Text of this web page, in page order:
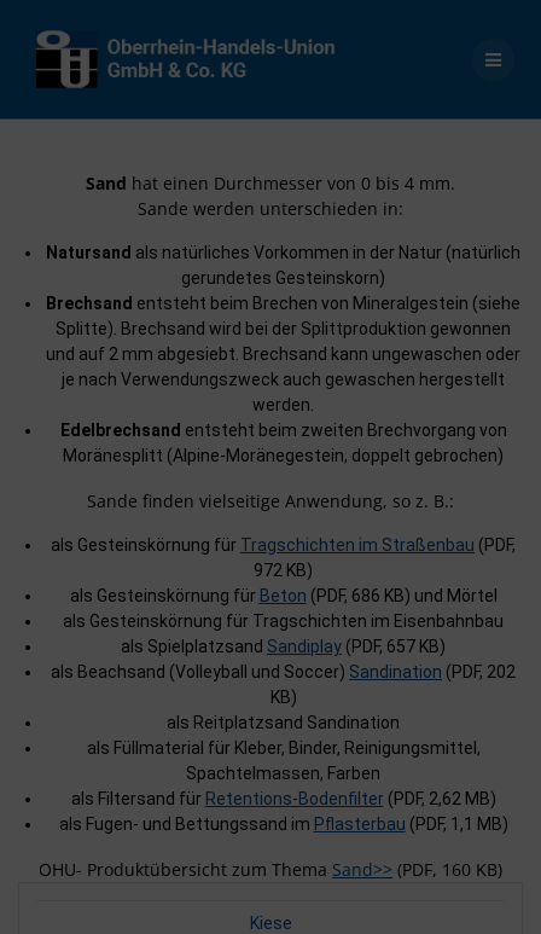
to
Kiese
Sand hat einen Durchmesser von 0 bis 4 mm.
Sande werden unterschieden in:
Natursand als natürliches Vorkommen in der Natur (natürlich
gerundetes Gesteinskorn)
Brechsand entsteht beim Brechen von Mineralgestein (siehe
Splitte). Brechsand wird bei der Splittproduktion gewonnen
und auf 2 mm abgesiebt. Brechsand kann ungewaschen oder
je nach Verwendungszweck auch gewaschen hergestellt
werden.
Edelbrechsand entsteht beim zweiten Brechvorgang von
Moränesplitt (Alpine-Moränegestein, doppelt gebrochen)
Sande finden vielseitige Anwendung, so z. B.:
als Gesteinskörnung für Tragschichten im Straßenbau (PDF,
972 KB)
als Gesteinskörnung für Beton (PDF, 686 KB) und Mörtel
als Gesteinskörnung für Tragschichten im Eisenbahnbau
als Spielplatzsand Sandiplay (PDF, 657 KB)
als Beachsand (Volleyball und Soccer) Sandination (PDF, 202
KB)
als Reitplatzsand Sandination
als Füllmaterial für Kleber, Binder, Reinigungsmittel,
Spachtelmassen, Farben
als Filtersand für Retentions-Bodenfilter(PDF, 2,62 MB)
als Fugen- und Bettungssand im Pflasterbau (PDF, 1,1 MB)
OHU- Produktübersicht zum Thema Sand>> (PDF, 160 KB)